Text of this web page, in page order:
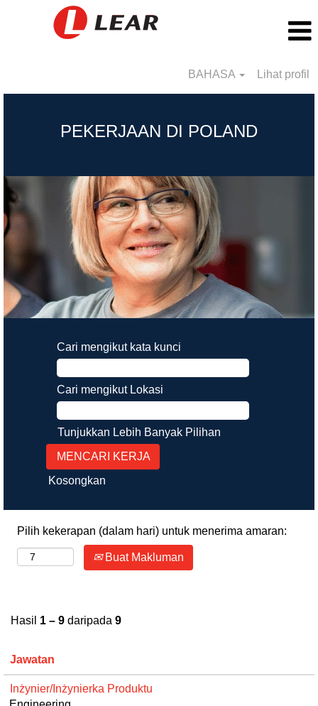
BAHASA Lihat profil
PEKERJAAN DI POLAND
Cari mengikut kata kunci
Cari mengikut Lokasi
Tunjukkan Lebih Banyak Pilihan
Kosongkan
Pilih kekerapan (dalam hari) untuk menerima amaran:
Buat Makluman
Hasil 1 – 9 daripada 9
Jawatan
Inżynier/Inżynierka Produktu